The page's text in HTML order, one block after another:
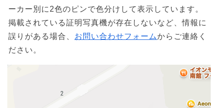
ーカー別に2色のピンで色分けして表示しています。
掲載されている証明写真機が存在しないなど、情報に
誤りがある場合、 お問い合わせフォームからご連絡く
ださい。